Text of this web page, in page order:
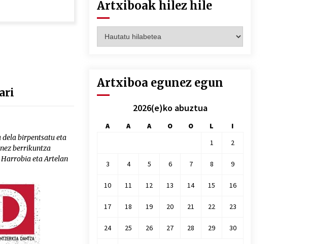
birpentsatu eta
berrikuntza
eta Artelan
Artxiboak hilez hile
hilez
Artxiboa egunez egun
2026(e)ko abuztua
A A A O O L
I
1
2
3 4 5 6 7 8 9
10 11 12 13 14 15 16
17 18 19 20 21 22 23
24 25 26 27 28 29 30